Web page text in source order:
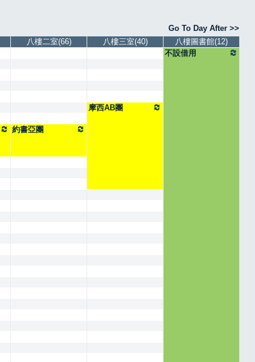
Go To Day After >>
八樓二室(66) 八樓三室(40)
八樓圖書館(12)
不設借用
摩西AB團
約書亞團